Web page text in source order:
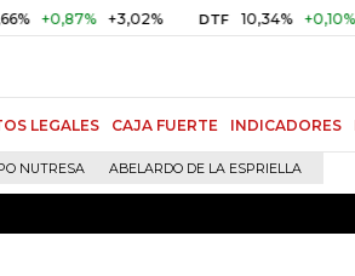
+3,02% DTF 10,34% +0,10%
LEGALES CAJA FUERTE INDICADORES
NUTRESA ABELARDO DE LA ESPRIELLA